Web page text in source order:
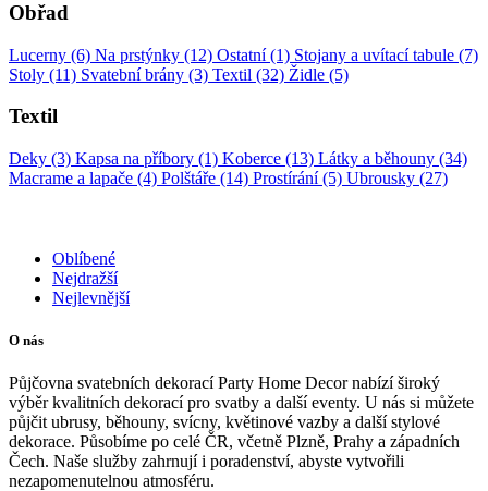
Obřad
Lucerny (6) Na prstýnky (12) Ostatní (1) Stojany a uvítací tabule (7)
Stoly (11) Svatební brány (3) Textil (32) Židle (5)
Textil
Deky (3) Kapsa na příbory (1) Koberce (13) Látky a běhouny (34)
Macrame a lapače (4) Polštáře (14) Prostírání (5) Ubrousky (27)
Oblíbené
Nejdražší
Nejlevnější
O nás
Půjčovna svatebních dekorací Party Home Decor nabízí široký
výběr kvalitních dekorací pro svatby a další eventy. U nás si můžete
půjčit ubrusy, běhouny, svícny, květinové vazby a další stylové
dekorace. Působíme po celé ČR, včetně Plzně, Prahy a západních
Čech. Naše služby zahrnují i poradenství, abyste vytvořili
nezapomenutelnou atmosféru.